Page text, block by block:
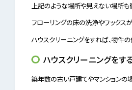
上記のような場所や見えない場所も
フローリングの床の洗浄やワックス
ハウスクリーニングをすれば、物件
ハウスクリーニングをす
築年数の古い戸建てやマンションの